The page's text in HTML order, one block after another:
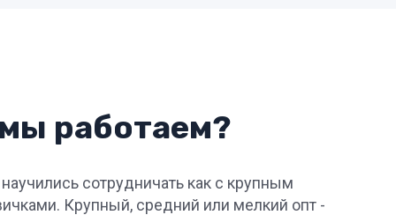
работаем?
сотрудничать как с крупным
Крупный, средний или мелкий опт -